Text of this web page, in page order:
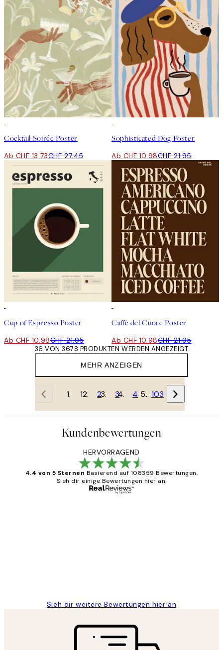
Cocktail Soirée Poster
Ab CHF 13.73CHF 27.45
Sophisticated Dog Poster
Ab CHF 10.98CHF 21.95
Cup of Espresso Poster
Ab CHF 10.98CHF 21.95
Caffè del Cuore Poster
Ab CHF 10.98CHF 21.95
MEHR ANZEIGEN
36 VON 3678 PRODUKTEN WERDEN ANGEZEIGT
1 2 3 4 … 103
Kundenbewertungen
HERVORRAGEND
4.4 von 5 Sternen Basierend auf 108359 Bewertungen.
Sieh dir einige Bewertungen hier an.
Sieh dir weitere Bewertungen hier an